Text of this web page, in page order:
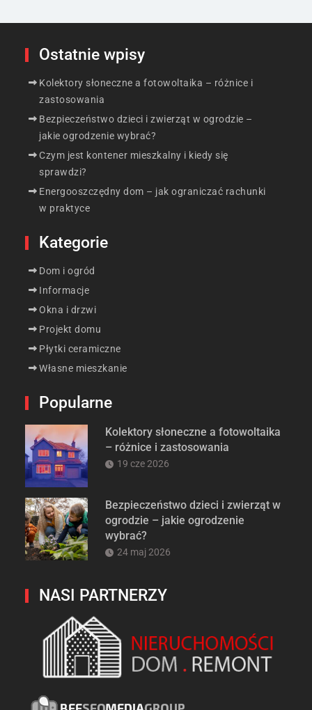
Ostatnie wpisy
Kolektory słoneczne a fotowoltaika – różnice i
zastosowania
Bezpieczeństwo dzieci i zwierząt w ogrodzie –
jakie ogrodzenie wybrać?
Czym jest kontener mieszkalny i kiedy się
sprawdzi?
Energooszczędny dom – jak ograniczać rachunki
w praktyce
Kategorie
Dom i ogród
Informacje
Okna i drzwi
Projekt domu
Płytki ceramiczne
Własne mieszkanie
Popularne
Kolektory słoneczne a fotowoltaika
– różnice i zastosowania
19 cze 2026
Bezpieczeństwo dzieci i zwierząt w
ogrodzie – jakie ogrodzenie
wybrać?
24 maj 2026
NASI PARTNERZY